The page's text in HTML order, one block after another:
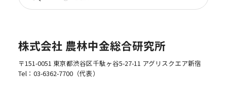
株式会社 農林中金総合研究所
〒151-0051 東京都渋谷区千駄ヶ谷5-27-11 アグリスクエア新宿
Tel： 03-6362-7700（代表）